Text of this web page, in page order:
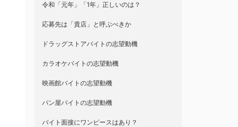
令和「元年」「1年」正しいのは？
応募先は「貴店」と呼ぶべきか
ドラッグストアバイトの志望動機
カラオケバイトの志望動機
映画館バイトの志望動機
パン屋バイトの志望動機
バイト面接にワンピースはあり？